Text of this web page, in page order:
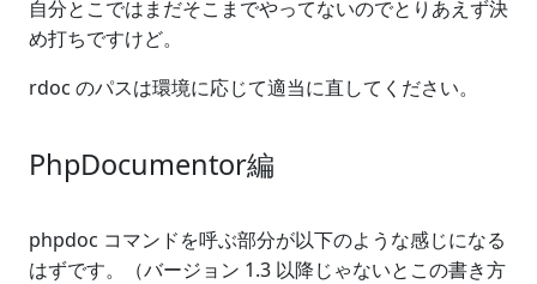
自分とこではまだそこまでやってないのでとりあえず決
め打ちですけど。
rdoc のパスは環境に応じて適当に直してください。
PhpDocumentor編
phpdoc コマンドを呼ぶ部分が以下のような感じになる
はずです。（バージョン 1.3 以降じゃないとこの書き方